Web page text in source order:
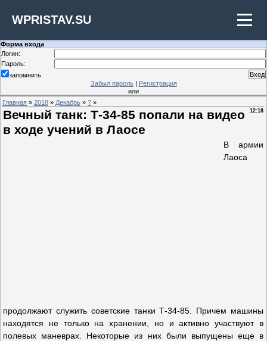
WPRISTAV.SU
Форма входа
Логин:
Пароль:
запомнить
Забыл пароль| Регистрация
или
Главная » 2018 » Декабрь » 7 »
12:18
Вечный танк: Т-34-85 попали на видео
в ходе учений в Лаосе
В армии
Лаоса
продолжают служить советские танки Т-34-85. Причем машины
находятся не только на хранении, но и активно участвуют в
полевых маневрах. Некоторые из них были выпущены еще в